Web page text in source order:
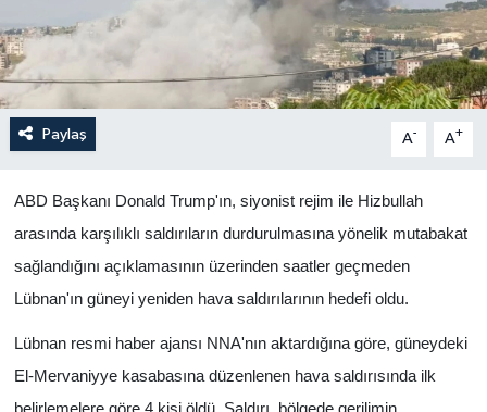
Paylaş A- A+
ABD Başkanı Donald Trump'ın, siyonist rejim ile Hizbullah
arasında karşılıklı saldırıların durdurulmasına yönelik mutabakat
sağlandığını açıklamasının üzerinden saatler geçmeden
Lübnan'ın güneyi yeniden hava saldırılarının hedefi oldu.
Lübnan resmi haber ajansı NNA'nın aktardığına göre, güneydeki
El-Mervaniyye kasabasına düzenlenen hava saldırısında ilk
belirlemelere göre 4 kişi öldü. Saldırı, bölgede gerilimin